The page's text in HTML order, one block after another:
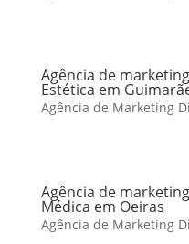
Agência de
Estética em
Agência de Marketing
Agência de
Médica em Oeiras
Agência de Marketing